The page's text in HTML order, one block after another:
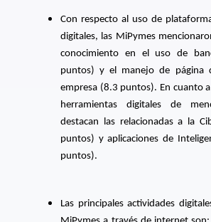
Con respecto al uso de
digitales, las MiPymes
conocimiento en el uso de
puntos) y el manejo de página
empresa (8.3 puntos). En cuanto
herramientas digitales de
destacan las relacionadas a la
puntos) y aplicaciones de
puntos).
Las principales actividades